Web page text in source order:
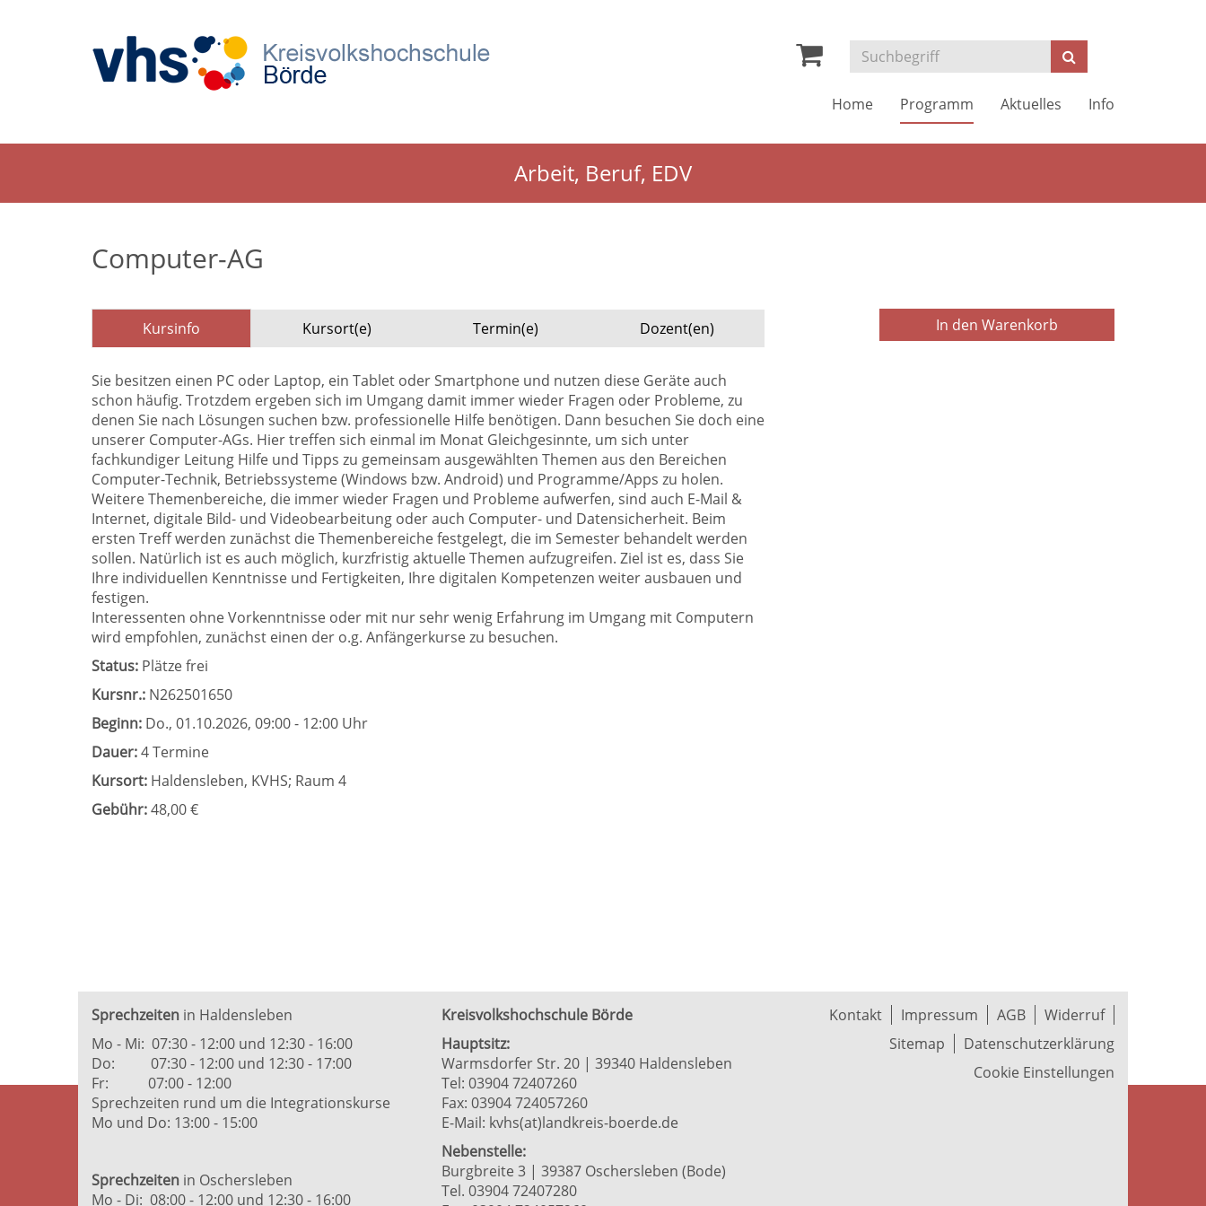
Kurse
suchen
Suchen
Home Programm Aktuelles Info
Arbeit, Beruf, EDV
Computer-AG
Kursinfo Kursort(e) Termin(e) Dozent(en)
Sie besitzen einen PC oder Laptop, ein Tablet oder Smartphone und nutzen diese Geräte auch
schon häufig. Trotzdem ergeben sich im Umgang damit immer wieder Fragen oder Probleme, zu
denen Sie nach Lösungen suchen bzw. professionelle Hilfe benötigen. Dann besuchen Sie doch eine
unserer Computer-AGs. Hier treffen sich einmal im Monat Gleichgesinnte, um sich unter
fachkundiger Leitung Hilfe und Tipps zu gemeinsam ausgewählten Themen aus den Bereichen
Computer-Technik, Betriebssysteme (Windows bzw. Android) und Programme/Apps zu holen.
Weitere Themenbereiche, die immer wieder Fragen und Probleme aufwerfen, sind auch E-Mail &
Internet, digitale Bild- und Videobearbeitung oder auch Computer- und Datensicherheit. Beim
ersten Treff werden zunächst die Themenbereiche festgelegt, die im Semester behandelt werden
sollen. Natürlich ist es auch möglich, kurzfristig aktuelle Themen aufzugreifen. Ziel ist es, dass Sie
Ihre individuellen Kenntnisse und Fertigkeiten, Ihre digitalen Kompetenzen weiter ausbauen und
festigen.
Interessenten ohne Vorkenntnisse oder mit nur sehr wenig Erfahrung im Umgang mit Computern
wird empfohlen, zunächst einen der o.g. Anfängerkurse zu besuchen.
Status: Plätze frei
Kursnr.: N262501650
Beginn: Do., 01.10.2026, 09:00 - 12:00 Uhr
Dauer:4 Termine
Kursort: Haldensleben, KVHS; Raum 4
Gebühr:48,00 €
In den Warenkorb
Sprechzeiten in Haldensleben
Mo - Mi: 07:30 - 12:00 und 12:30 - 16:00
Do: 07:30 - 12:00 und 12:30 - 17:00
Fr: 07:00 - 12:00
Sprechzeiten rund um die Integrationskurse
Mo und Do: 13:00 - 15:00
Sprechzeiten in Oschersleben
Mo - Di: 08:00 - 12:00 und 12:30 - 16:00
Kreisvolkshochschule Börde
Hauptsitz:
Warmsdorfer Str. 20 | 39340 Haldensleben
Tel: 03904 72407260
Fax: 03904 724057260
E-Mail: kvhs(at)landkreis-boerde.de
Nebenstelle:
Burgbreite 3 | 39387 Oschersleben (Bode)
Tel. 03904 72407280
Kontakt Impressum AGB
Widerruf
Sitemap
Datenschutzerklärung
Cookie Einstellungen